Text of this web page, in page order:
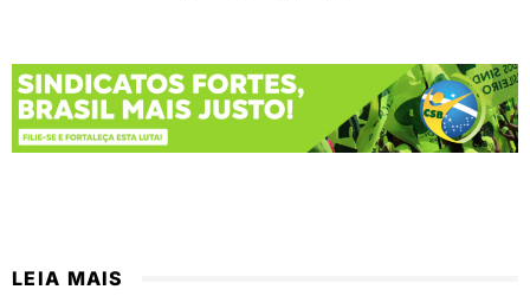
LEIA MAIS